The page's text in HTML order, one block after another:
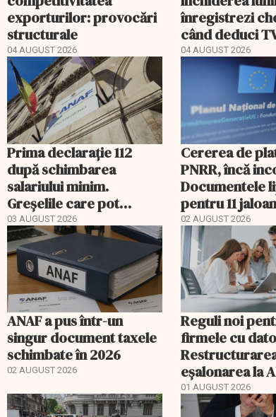
exporturilor: provocări
structurale
04 AUGUST 2026
înregistrezi
când deduci
04 AUGUST 2026
Prima declarație 112
după schimbarea
salariului minim.
Greșelile care pot
apărea în august
03 AUGUST 2026
Cererea de
PNRR, încă
Documentele
pentru 11
02 AUGUST 2026
ANAF a pus într-un
singur document taxele
schimbate în 2026
02 AUGUST 2026
Reguli noi
firmele cu
eșalonarea la
mai pot fi
simultan
01 AUGUST 2026